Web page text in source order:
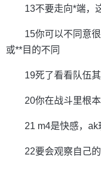
13不要走向*端，
15你可以不同意
或**目的不同
19死了看看队伍
20你在战斗里根
21 m4是快感，
22要会观察自己